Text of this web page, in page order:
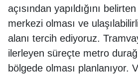
açısından yapıldığını
merkezi olması ve
alanı tercih ediyoruz.
ilerleyen süreçte metro
bölgede olması planlanıyor.